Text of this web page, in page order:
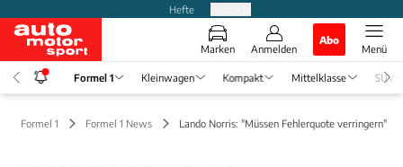
Hefte
Marken Anmelden
Abo
Menü
Formel 1 Kleinwagen Kompakt Mittelklasse SUV
Formel 1 Formel 1 News Lando Norris: "Müssen Fehlerquote verringern"